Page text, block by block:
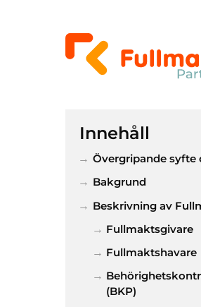
Innehåll
Övergripande syfte
Bakgrund
Beskrivning av
Fullmaktsgivare
Fullmaktshavare
(BKP)